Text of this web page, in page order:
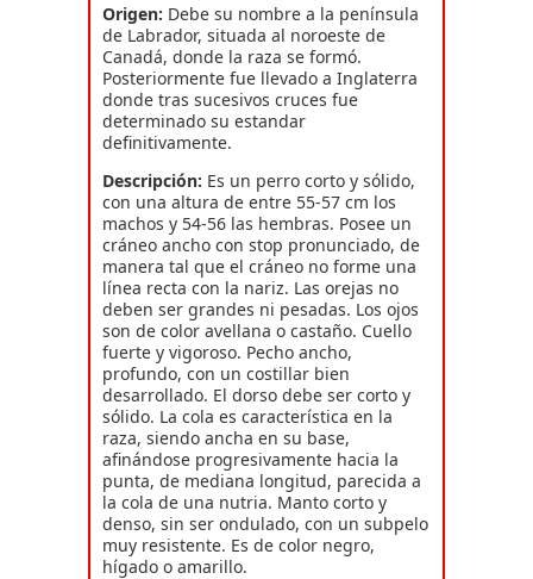
Origen: Debe su nombre a la península
de Labrador, situada al noroeste de
Canadá, donde la raza se formó.
Posteriormente fue llevado a Inglaterra
donde tras sucesivos cruces fue
determinado su estandar
definitivamente.
Descripción: Es un perro corto y sólido,
con una altura de entre 55-57 cm los
machos y 54-56 las hembras. Posee un
cráneo ancho con stop pronunciado, de
manera tal que el cráneo no forme una
línea recta con la nariz. Las orejas no
deben ser grandes ni pesadas. Los ojos
son de color avellana o castaño. Cuello
fuerte y vigoroso. Pecho ancho,
profundo, con un costillar bien
desarrollado. El dorso debe ser corto y
sólido. La cola es característica en la
raza, siendo ancha en su base,
afinándose progresivamente hacia la
punta, de mediana longitud, parecida a
la cola de una nutria. Manto corto y
denso, sin ser ondulado, con un subpelo
muy resistente. Es de color negro,
hígado o amarillo.